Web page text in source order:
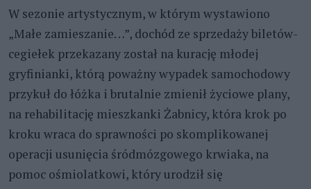
W sezonie artystycznym, w którym wystawiono
„Małe zamieszanie…”, dochód ze sprzedaży biletów-
cegiełek przekazany został na kurację młodej
gryfinianki, którą poważny wypadek samochodowy
przykuł do łóżka i brutalnie zmienił życiowe plany,
na rehabilitację mieszkanki Żabnicy, która krok po
kroku wraca do sprawności po skomplikowanej
operacji usunięcia śródmózgowego krwiaka, na
pomoc ośmiolatkowi, który urodził się